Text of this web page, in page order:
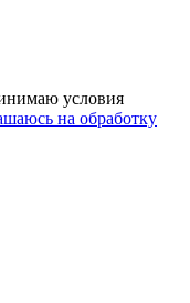
условия
на обработку